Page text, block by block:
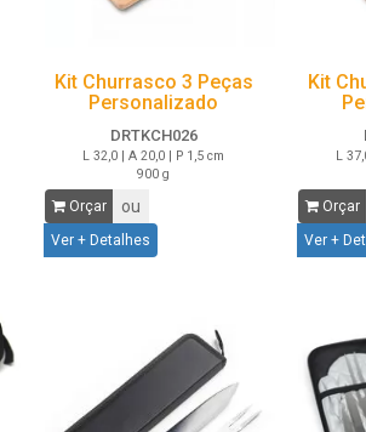
Kit Churrasco 3 Peças
Personalizado
DRTKCH026
L 32,0 | A 20,0 | P 1,5 cm
900 g
Orçar ou
Ver + Detalhes
Kit
L
Orçar
Ver +